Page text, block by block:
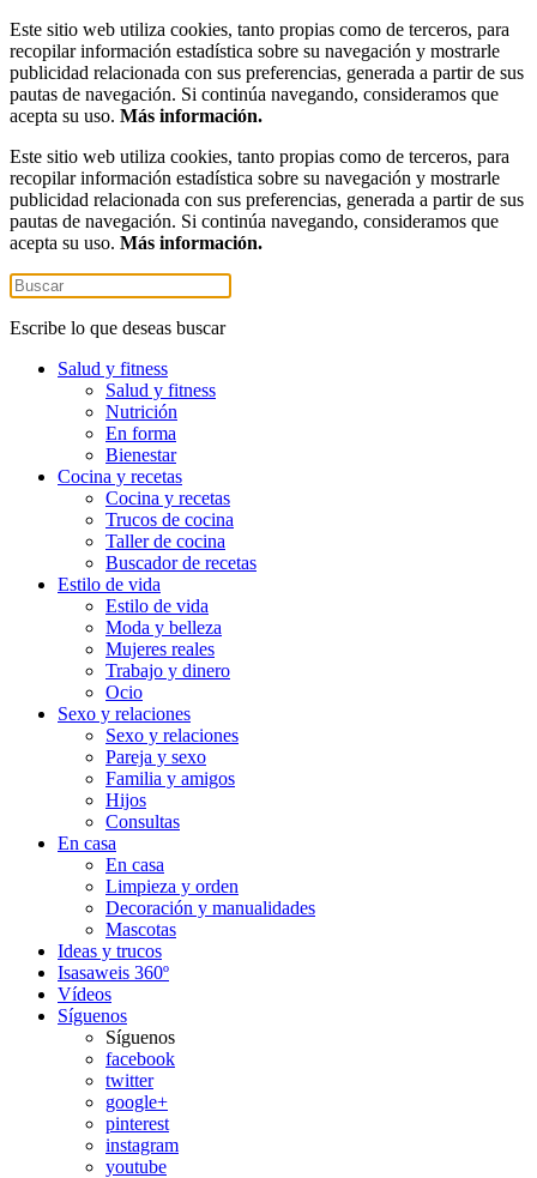
Este sitio web utiliza cookies, tanto propias como de terceros, para
recopilar información estadística sobre su navegación y mostrarle
publicidad relacionada con sus preferencias, generada a partir de sus
pautas de navegación. Si continúa navegando, consideramos que
acepta su uso. Más información.
Este sitio web utiliza cookies, tanto propias como de terceros, para
recopilar información estadística sobre su navegación y mostrarle
publicidad relacionada con sus preferencias, generada a partir de sus
pautas de navegación. Si continúa navegando, consideramos que
acepta su uso. Más información.
Escribe lo que deseas buscar
Salud y fitness
Salud y fitness
Nutrición
En forma
Bienestar
Cocina y recetas
Cocina y recetas
Trucos de cocina
Taller de cocina
Buscador de recetas
Estilo de vida
Estilo de vida
Moda y belleza
Mujeres reales
Trabajo y dinero
Ocio
Sexo y relaciones
Sexo y relaciones
Pareja y sexo
Familia y amigos
Hijos
Consultas
En casa
En casa
Limpieza y orden
Decoración y manualidades
Mascotas
Ideas y trucos
Isasaweis 360º
Vídeos
Síguenos
Síguenos
facebook
twitter
google+
pinterest
instagram
youtube